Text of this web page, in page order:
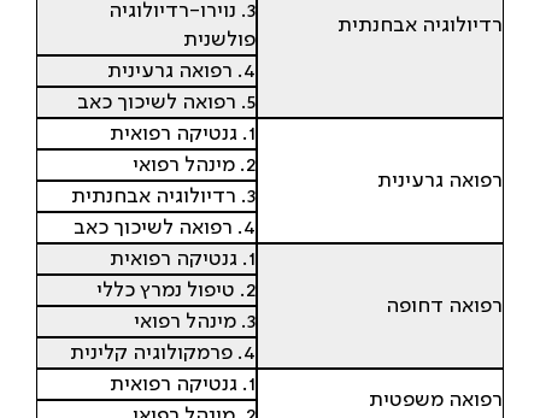
רדיולוגיה אבחנתית
3. נוירו-רדיולוגיה
פולשנית
4. רפואה גרעינית
5. רפואה לשיכוך כאב
רפואה גרעינית
1. גנטיקה רפואית
2. מינהל רפואי
3. רדיולוגיה אבחנתית
4. רפואה לשיכוך כאב
רפואה דחופה
1. גנטיקה רפואית
2. טיפול נמרץ כללי
3. מינהל רפואי
4. פרמקולוגיה קלינית
רפואה משפטית
1. גנטיקה רפואית